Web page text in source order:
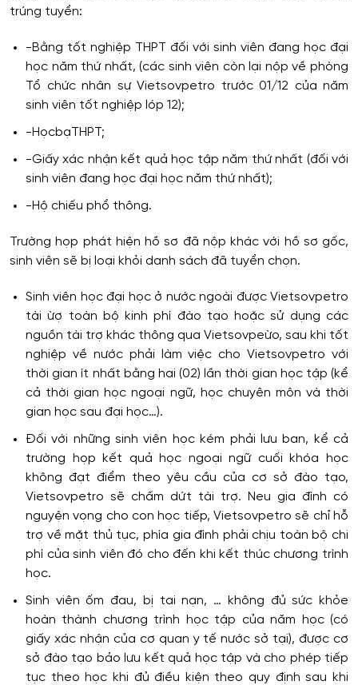
trúng tuyển:
-Bằng tốt nghiệp THPT đối với sinh viên đang học đại
học năm thứ nhất, (các sinh viên còn lại nộp về phòng
Tổ chức nhân sự Vietsovpetro trước 01/12 của năm
sinh viên tốt nghiệp lóp 12);
-HọcbạTHPT;
-Giấy xác nhận kết quả học tập năm thứ nhất (đối với
sinh viên đang học đại học năm thứ nhất);
-Hộ chiếu phổ thông.
Trường họp phát hiện hồ sơ đã nộp khác với hồ sơ gốc,
sinh viên sẽ bị loại khỏi danh sách đã tuyển chọn.
Sinh viên học đại học ở nước ngoài được Vietsovpetro
tài ừợ toàn bộ kinh phí đào tạo hoặc sử dụng các
nguồn tài trợ khác thông qua Vietsovpeừo, sau khi tốt
nghiệp về nước phải làm việc cho Vietsovpetro với
thời gian ít nhất bằng hai (02) lần thời gian học tập (kể
cả thời gian học ngoại ngữ, học chuyên môn và thời
gian học sau đại học…).
Đối với những sinh viên học kém phải lưu ban, kể cả
trường họp kết quả học ngoại ngữ cuối khóa học
không đạt điểm theo yêu cầu của cơ sở đào tạo,
Vietsovpetro sẽ chấm dứt tài trợ. Neu gia đình có
nguyện vọng cho con học tiếp, Vietsovpetro sẽ chỉ hỗ
trợ về mặt thủ tục, phía gia đình phải chịu toàn bộ chi
phí của sinh viên đó cho đến khi kết thúc chương trình
học.
Sinh viên ốm đau, bị tai nạn, … không đủ sức khỏe
hoàn thành chương trình học tập của năm học (có
giấy xác nhận của cơ quan y tế nước sở tại), được cơ
sở đào tạo bảo lưu kết quả học tập và cho phép tiếp
tục theo học khi đủ điều kiện theo quy định sau khi